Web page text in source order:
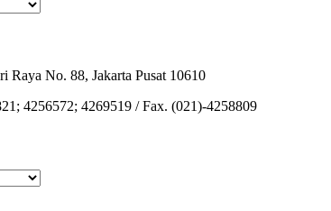
Raya No. 88, Jakarta Pusat 10610
4256572; 4269519 / Fax. (021)-4258809